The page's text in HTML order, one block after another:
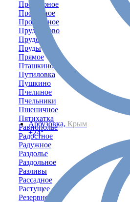
Арбузовка, Крым
+24°
Просторное
Проточное
Прохладное
Прудниково
Прудовое
Пруды
Прямое
Пташкино
Путиловка
Пушкино
Пчелиное
Пчельники
Пшеничное
Пятихатка
Равнополье
Радостное
Радужное
Раздолье
Раздольное
Разливы
Рассадное
Растущее
Резервное